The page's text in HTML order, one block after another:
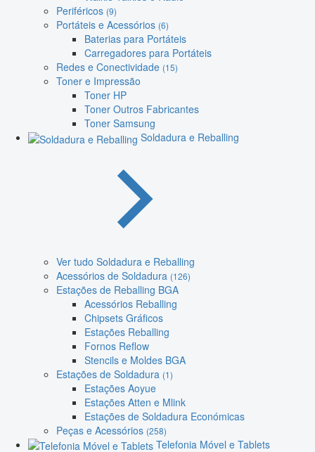
Periféricos (9)
Portáteis e Acessórios (6)
Baterias para Portáteis
Carregadores para Portáteis
Redes e Conectividade (15)
Toner e Impressão
Toner HP
Toner Outros Fabricantes
Toner Samsung
Soldadura e Reballing
Ver tudo Soldadura e Reballing
Acessórios de Soldadura (126)
Estações de Reballing BGA
Acessórios Reballing
Chipsets Gráficos
Estações Reballing
Fornos Reflow
Stencils e Moldes BGA
Estações de Soldadura (1)
Estações Aoyue
Estações Atten e Mlink
Estações de Soldadura Económicas
Peças e Acessórios (258)
Telefonia Móvel e Tablets